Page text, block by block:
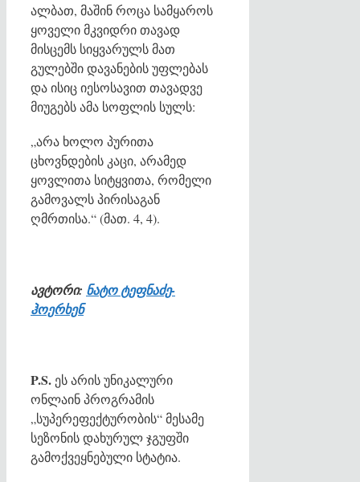
ალბათ, მაშინ როცა სამყაროს
ყოველი მკვიდრი თავად
მისცემს სიყვარულს მათ
გულებში დავანების უფლებას
და ისიც იესოსავით თავადვე
მიუგებს ამა სოფლის სულს:
„არა ხოლო პურითა
ცხოვნდების კაცი, არამედ
ყოვლითა სიტყვითა, რომელი
გამოვალს პირისაგან
ღმრთისა.“ (მათ. 4, 4).
ავტორი: ნატო ტეფნაძე-
ჰოერხენ
P.S. ეს არის უნიკალური
ონლაინ პროგრამის
„სუპერეფექტურობის“ მესამე
სეზონის დახურულ ჯგუფში
გამოქვეყნებული სტატია.